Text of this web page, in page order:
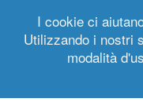
Registrati
I cookie ci
Utilizzando i nostri
modalità